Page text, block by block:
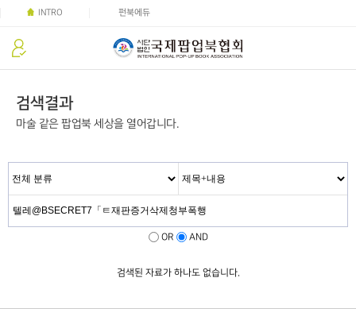
INTRO 펀북에듀
검색결과
마술 같은 팝업북 세상을 열어갑니다.
OR AND
검색된 자료가 하나도 없습니다.